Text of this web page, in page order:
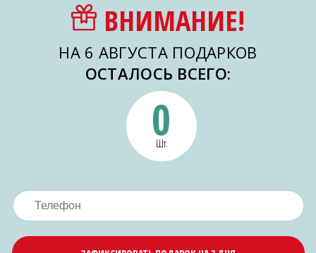
ВНИМАНИЕ!
НА 6 АВГУСТА ПОДАРКОВ
ОСТАЛОСЬ ВСЕГО:
0
Шт.